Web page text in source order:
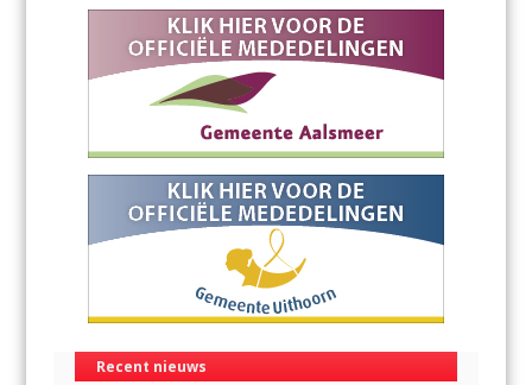
Recent nieuws